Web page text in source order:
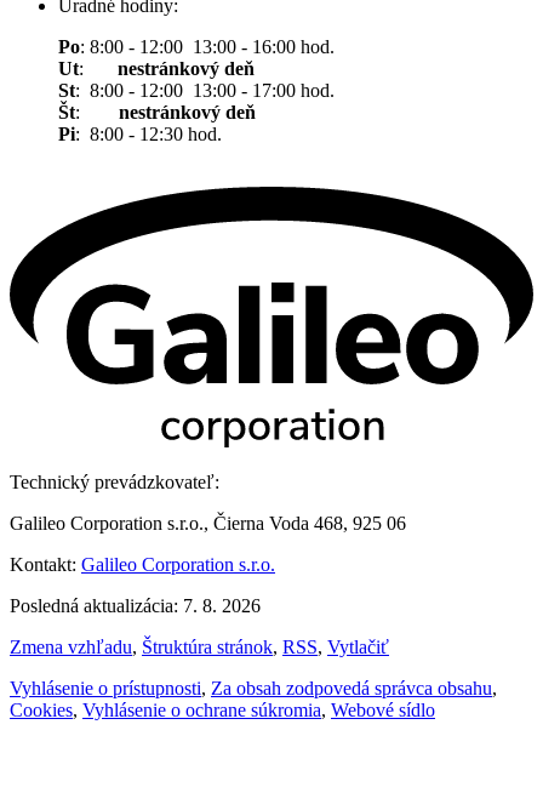
Úradné hodiny:
Po: 8:00 - 12:00 13:00 - 16:00 hod.
Ut:
nestránkový deň
St: 8:00 - 12:00 13:00 - 17:00 hod.
Št: nestránkový deň
Pi: 8:00 - 12:30 hod.
Technický prevádzkovateľ:
Galileo Corporation s.r.o., Čierna Voda 468, 925 06
Kontakt: Galileo Corporation s.r.o.
Posledná aktualizácia: 7. 8. 2026
Zmena vzhľadu, Štruktúra stránok, RSS, Vytlačiť
Vyhlásenie o prístupnosti, Za obsah zodpovedá správca obsahu,
Cookies, Vyhlásenie o ochrane súkromia, Webové sídlo